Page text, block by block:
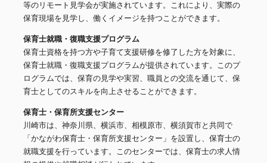
等のリモート見学会が実施されています。これにより、実際の
保育現場を見学し、働くイメージを持つことができます。
保育士就職・復職支援プログラム
保育士資格を持つ方や子育て支援研修を修了した方を対象に、
保育士就職・復職支援プログラムが提供されています。このプ
ログラムでは、保育の見学や実習、職員との交流を通じて、保
育士としてのスキルを向上させることができます。
保育士・保育所支援センター
川崎市は、神奈川県、横浜市、相模原市、横須賀市と共同で
「かながわ保育士・保育所支援センター」を設置し、保育士の
就職支援を行っています。このセンターでは、保育士の求人情